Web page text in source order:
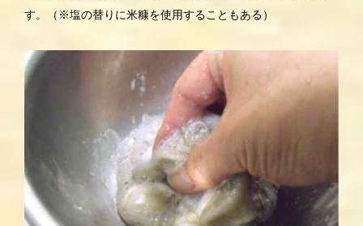
す。（※塩の替りに米糠を使用することもある）